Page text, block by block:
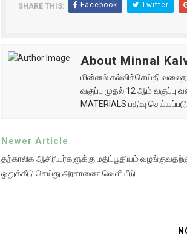
SHARE THIS: Facebook Twitter
About Minnal
மின்னல் கல்விச்செய்தி
வகுப்பு முதல் 12 ஆம்
MATERIALS பதிவு
Newer Article
தற்காலிக ஆசிரியர்களுக்கு மதிப்பூதியம்
ஒதுக்கீடு செய்து அரசாணை வெளியீடு